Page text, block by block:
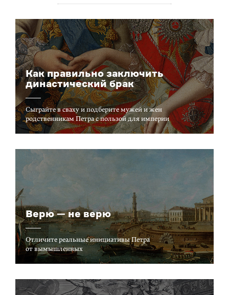
Как правильно заключить
династический брак
Сыграйте в сваху и подберите мужей и жен
родственникам Петра с пользой для империи
Верю — не верю
Отличите реальные инициативы Петра
от вымышленных